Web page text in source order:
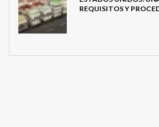
REQUISITOS Y